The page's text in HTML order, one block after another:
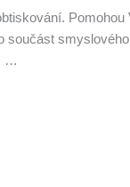
Pomohou
součást
…